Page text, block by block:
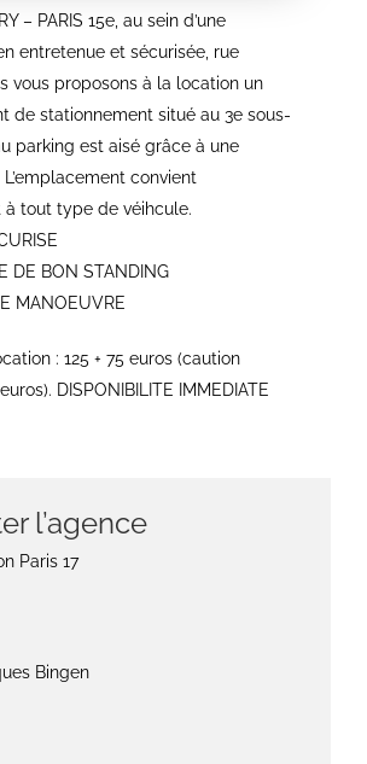
– PARIS 15e, au sein d’une
entretenue et sécurisée, rue
vous proposons à la location un
de stationnement situé au 3e sous-
parking est aisé grâce à une
convient
tout type de véihcule.
DE BON STANDING
MANOEUVRE
: 125 + 75 euros (caution
DISPONIBILITE IMMEDIATE
l’agence
Paris 17
Bingen